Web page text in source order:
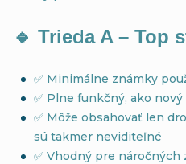
🔹 Trieda A – Top
✅ Minimálne známky
✅ Plne funkčný, ako nový
✅ Môže obsahovať len
sú takmer neviditeľné
✅ Vhodný pre